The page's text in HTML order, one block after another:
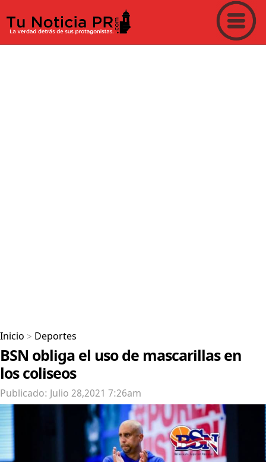
Inicio > Deportes
BSN obliga el uso de mascarillas en
los coliseos
Publicado: Julio 28,2021 7:26am